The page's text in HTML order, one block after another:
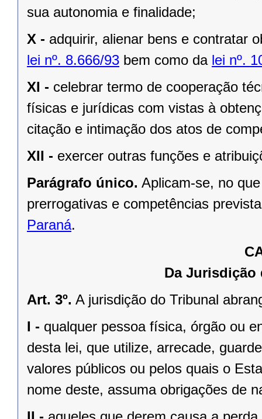
sua autonomia e finalidade;
X - adquirir, alienar bens e contratar
lei nº. 8.666/93 bem como da lei nº.
XI - celebrar termo de cooperação
físicas e jurídicas com vistas à
citação e intimação dos atos de
XII - exercer outras funções e
Parágrafo único. Aplicam-se, no
prerrogativas e competências
Paraná.
Da Jurisdição
Art. 3º. A jurisdição do Tribunal
I - qualquer pessoa física, órgão ou
desta lei, que utilize, arrecade,
valores públicos ou pelos quais o
nome deste, assuma obrigações de